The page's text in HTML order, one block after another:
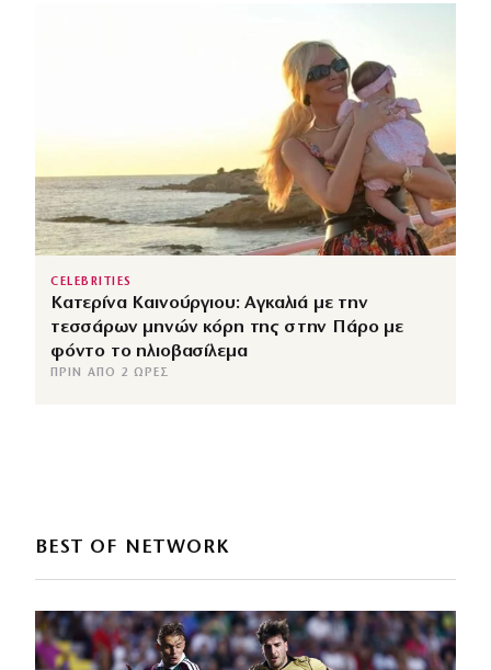
CELEBRITIES
Κατερίνα Καινούργιου: Αγκαλιά με την
τεσσάρων μηνών κόρη της στην Πάρο με
φόντο το ηλιοβασίλεμα
ΠΡΙΝ ΑΠΌ 2 ΏΡΕΣ
BEST OF NETWORK